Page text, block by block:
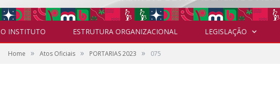
O INSTITUTO ESTRUTURA ORGANIZACIONAL LEGISLAÇÃO
Home » Atos Oficiais » PORTARIAS 2023 » 075